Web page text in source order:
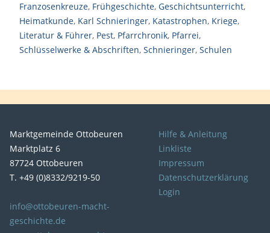
Franzosenkreuze, Frühgeschichte, Geschichtsunterricht,
Heimatkunde, Karl Schnieringer, Katastrophen, Kriege,
Literatur & Führer, Pest, Pfarrchronik, Pfarrei,
Schlüsselwerke & Abschriften, Schnieringer, Schulen
Marktgemeinde Ottobeuren
Marktplatz 6
87724 Ottobeuren
T. +49 (0)8332/9219-50
info@ottobeuren-macht-
geschichte.de
Hilfe & Anleitung
Linkliste
Impressum
Datenschutzerklärung
Login